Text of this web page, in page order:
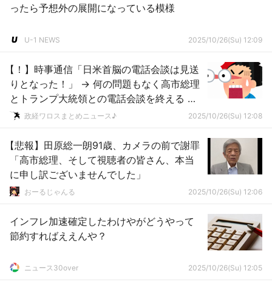
ったら予想外の展開になっている模様
U-1 NEWS 2025/10/26(Su) 12:09
【！】時事通信「日米首脳の電話会談は見送
りとなった！」 → 何の問題もなく高市総理
とトランプ大統領との電話会談を終える →
ｗｗｗｗｗｗｗｗｗｗｗｗｗｗｗｗｗｗｗ
政経ワロスまとめニュース♪ 2025/10/26(Su) 12:08
【悲報】田原総一朗91歳、カメラの前で謝罪
「高市総理、そして視聴者の皆さん、本当
に申し訳ございませんでした」
おーるじゃんる 2025/10/26(Su) 12:06
インフレ加速確定したわけやがどうやって
節約すればええんや？
ニュース30over 2025/10/26(Su) 12:05